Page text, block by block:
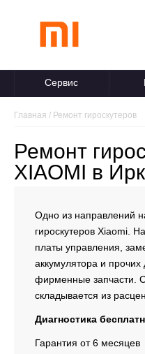
Сервис
Главная / Ремонт гироскутеров
Ремонт
XIAOMI в
Одно из направлений
гироскутеров Xiaomi.
платы управления,
аккумулятора и
фирменные запчасти.
складывается из
Диагностика
Гарантия от 6 месяцев